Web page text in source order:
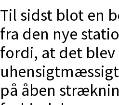
Til sidst blot en
fra den nye
fordi, at det
på åben